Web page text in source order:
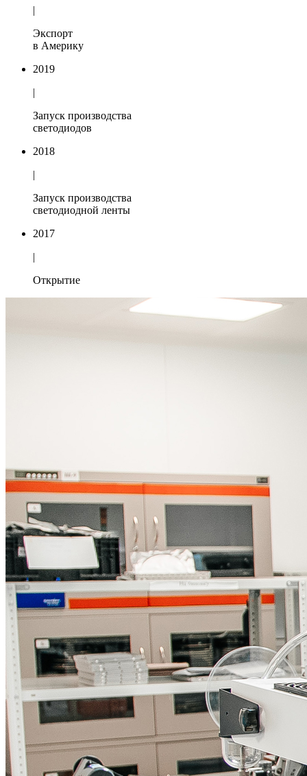
|
Экспорт
в Америку
2019
|
Запуск производства
светодиодов
2018
|
Запуск производства
светодиодной ленты
2017
|
Открытие